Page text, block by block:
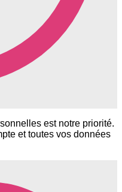
est notre priorité.
et toutes vos données